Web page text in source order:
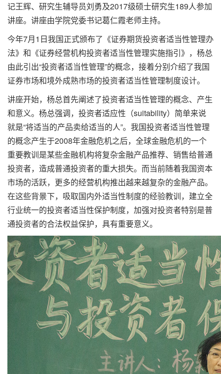
记王辉、研究生辅导员刘勇及2017级硕士研究生189人参加
讲座。讲座由学院党委书记葛仁霞老师主持。
今年7月1日我国正式颁布了《证券期货投资者适当性管理办
法》和《证券经营机构投资者适当性管理实施指引》，杨总
由此引出“投资者适当性管理”的概念，接着分别介绍了我国
证券市场和境外成熟市场的投资者适当性管理制度设计。
讲座开始，杨总首先阐述了投资者适当性管理的概念、产生
和意义。杨总强调，投资者适应性（suitability）简单来说
就是“将适当的产品卖给适当的人”。我国投资者适当性管理
的概念产生于2008年金融危机之后，全球金融危机的一个
重要教训是某些金融机构将复杂金融产品推荐、销售给普通
投资者，造成普通投资者的重大损失。而当前随着我国资本
市场的活跃，更多的经营机构推出越来越复杂的金融产品。
在这些背景下，吸取国内外适当性制度的经验教训，建立全
行业统一的投资者适当性保护制度，加强对投资者特别是普
通投资者的合法权益保护，具有重要意义。